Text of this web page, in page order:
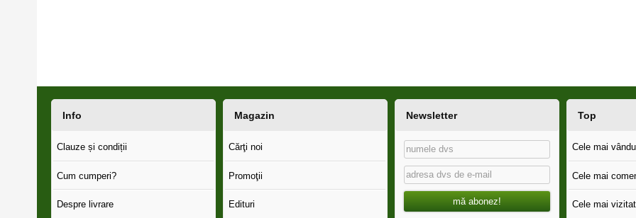
Info
Clauze și condiții
Cum cumperi?
Despre livrare
Magazin
Cărţi noi
Promoţii
Edituri
Newsletter
mă abonez!
Top
Cele mai
Cele mai
Cele mai